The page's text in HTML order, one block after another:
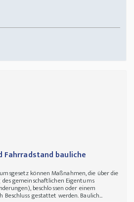
Fahrradstand bauliche
können Maßnahmen, die über die
gemeinschaftlichen Eigentums
beschlossen oder einem
gestattet werden. Baulich...